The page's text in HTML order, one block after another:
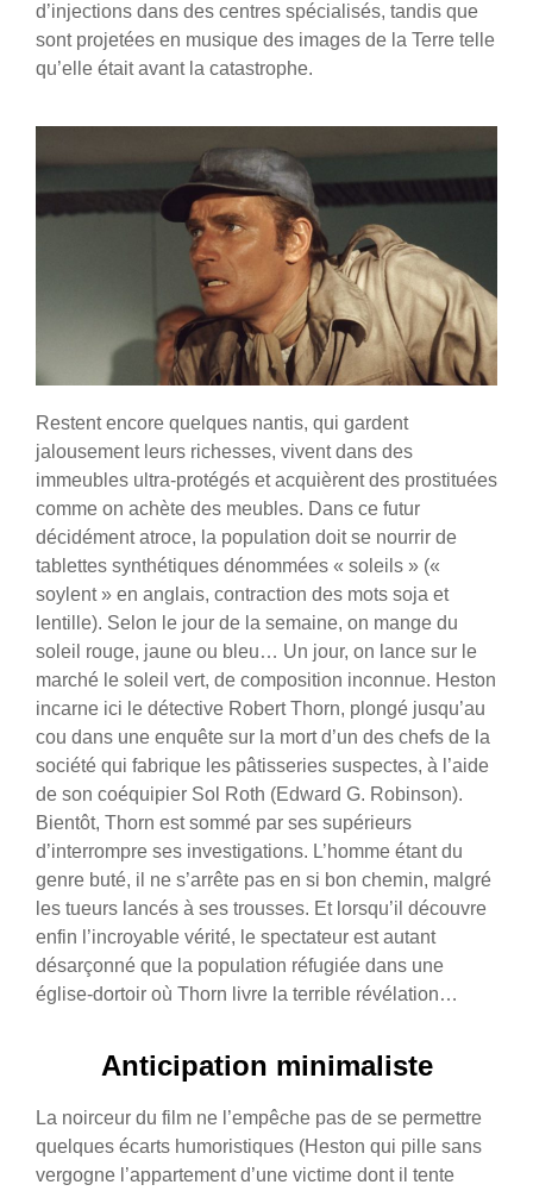
d’injections dans des centres spécialisés, tandis que
sont projetées en musique des images de la Terre telle
qu’elle était avant la catastrophe.
Restent encore quelques nantis, qui gardent
jalousement leurs richesses, vivent dans des
immeubles ultra-protégés et acquièrent des prostituées
comme on achète des meubles. Dans ce futur
décidément atroce, la population doit se nourrir de
tablettes synthétiques dénommées « soleils » («
soylent » en anglais, contraction des mots soja et
lentille). Selon le jour de la semaine, on mange du
soleil rouge, jaune ou bleu… Un jour, on lance sur le
marché le soleil vert, de composition inconnue. Heston
incarne ici le détective Robert Thorn, plongé jusqu’au
cou dans une enquête sur la mort d’un des chefs de la
société qui fabrique les pâtisseries suspectes, à l’aide
de son coéquipier Sol Roth (Edward G. Robinson).
Bientôt, Thorn est sommé par ses supérieurs
d’interrompre ses investigations. L’homme étant du
genre buté, il ne s’arrête pas en si bon chemin, malgré
les tueurs lancés à ses trousses. Et lorsqu’il découvre
enfin l’incroyable vérité, le spectateur est autant
désarçonné que la population réfugiée dans une
église-dortoir où Thorn livre la terrible révélation…
Anticipation minimaliste
La noirceur du film ne l’empêche pas de se permettre
quelques écarts humoristiques (Heston qui pille sans
vergogne l’appartement d’une victime dont il tente